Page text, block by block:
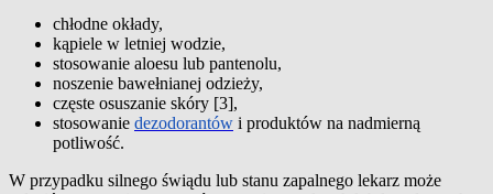
chłodne okłady,
kąpiele w letniej wodzie,
stosowanie aloesu lub pantenolu,
noszenie bawełnianej odzieży,
częste osuszanie skóry [3],
stosowanie dezodorantów i produktów na nadmierną
potliwość.
W przypadku silnego świądu lub stanu zapalnego lekarz może